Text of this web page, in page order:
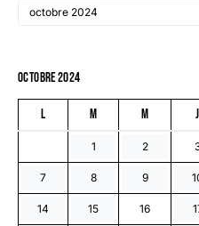
octobre 2024
L M M J
1 2
7 8 9
14 15 16